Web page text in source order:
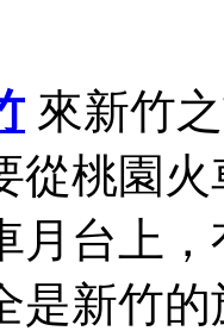
來新竹
從桃園
月台上
是新竹